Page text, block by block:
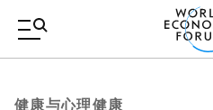
健康与心理健康